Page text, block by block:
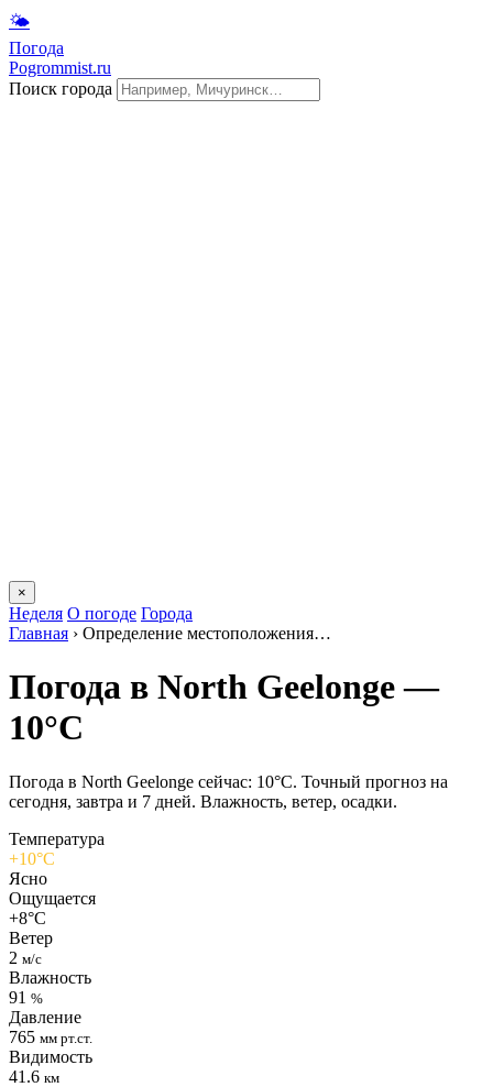
🌤
Погода
Pogrommist.ru
Поиск города
×
Неделя О погоде Города
Главная › Определение местоположения…
Погода в North Geelongе —
10°C
Погода в North Geelongе сейчас: 10°C. Точный прогноз на
сегодня, завтра и 7 дней. Влажность, ветер, осадки.
Температура
+10°C
Ясно
Ощущается
+8°C
Ветер
2 м/с
Влажность
91 %
Давление
765 мм рт.ст.
Видимость
41.6 км